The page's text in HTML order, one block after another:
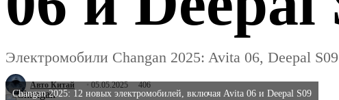
Электромобили Changan 2025: Avita 06, Deepal
Авто Китай 05.05.2025 406
Changan 2025: 12 новых электромобилей, включая Avita 06 и Deepal S09